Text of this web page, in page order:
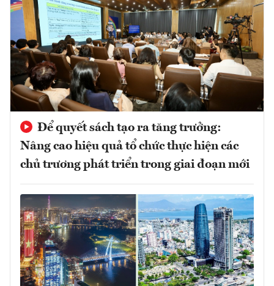
Để quyết sách tạo ra tăng trưởng:
Nâng cao hiệu quả tổ chức thực hiện các
chủ trương phát triển trong giai đoạn mới